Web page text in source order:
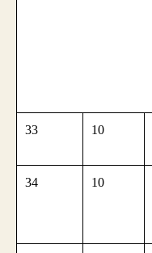
33 10
34 10